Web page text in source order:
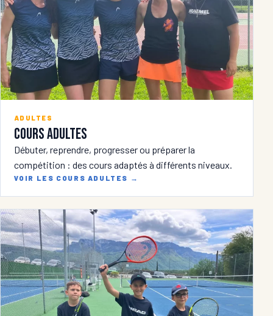
ADULTES
Cours adultes
Débuter, reprendre, progresser ou préparer la
compétition : des cours adaptés à différents niveaux.
VOIR LES COURS ADULTES →